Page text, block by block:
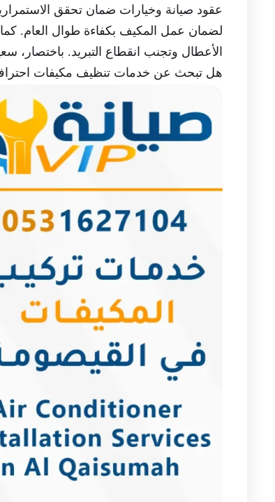
عقود صيانة وخيارات ضمان تحقق
لضمان عمل المكيف بكفاءة طوال العام. كما
الأعطال وتجنب انقطاع التبريد. باختصار،
هل تبحث عن خدمات تنظيف مكيفات